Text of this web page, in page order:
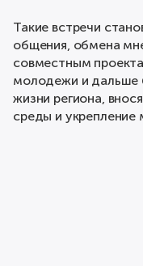
Такие встречи
общения, обмена
совместным
молодежи и дальше
жизни региона,
среды и укрепление